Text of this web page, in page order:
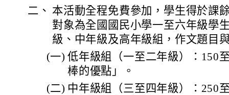
二、 本活動全程免費參加，學生得於課
對象為全國國民小學一至六年級學
級、中年級及高年級組，作文題目
(一) 低年級組（一至二年級）：150
棒的優點」。
(二) 中年級組（三至四年級）：250